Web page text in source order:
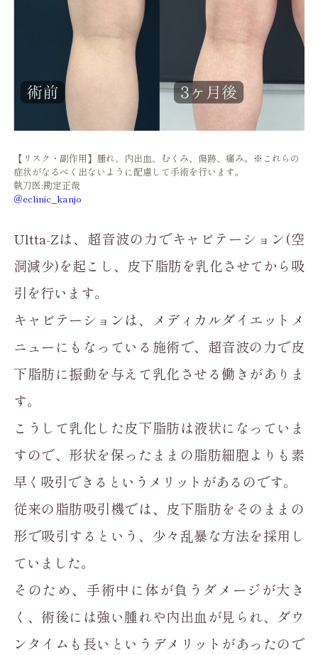
【リスク・副作用】腫れ、内出血、むくみ、傷跡、痛み。※これらの
症状がなるべく出ないように配慮して手術を行います。
執刀医:勘定正哉
＠eclinic_kanjo
Ultta-Zは、超音波の力でキャビテーション(空
洞減少)を起こし、皮下脂肪を乳化させてから吸
引を行います。
キャビテーションは、メディカルダイエットメ
ニューにもなっている施術で、超音波の力で皮
下脂肪に振動を与えて乳化させる働きがありま
す。
こうして乳化した皮下脂肪は液状になっていま
すので、形状を保ったままの脂肪細胞よりも素
早く吸引できるというメリットがあるのです。
従来の脂肪吸引機では、皮下脂肪をそのままの
形で吸引するという、少々乱暴な方法を採用し
ていました。
そのため、手術中に体が負うダメージが大き
く、術後には強い腫れや内出血が見られ、ダウ
ンタイムも長いというデメリットがあったので